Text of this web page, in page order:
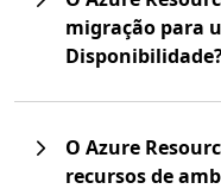
migração para
O Azure
recursos de